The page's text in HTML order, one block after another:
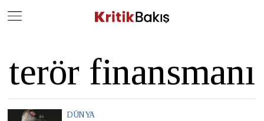
terör finansmanı
DÜNYA